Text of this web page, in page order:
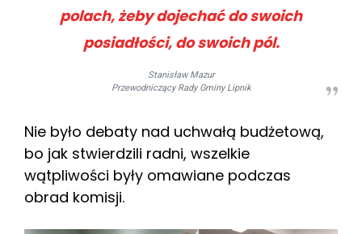
polach, żeby dojechać do swoich
posiadłości, do swoich pól.
Stanisław Mazur
Przewodniczący Rady Gminy Lipnik
Nie było debaty nad uchwałą budżetową,
bo jak stwierdzili radni, wszelkie
wątpliwości były omawiane podczas
obrad komisji.